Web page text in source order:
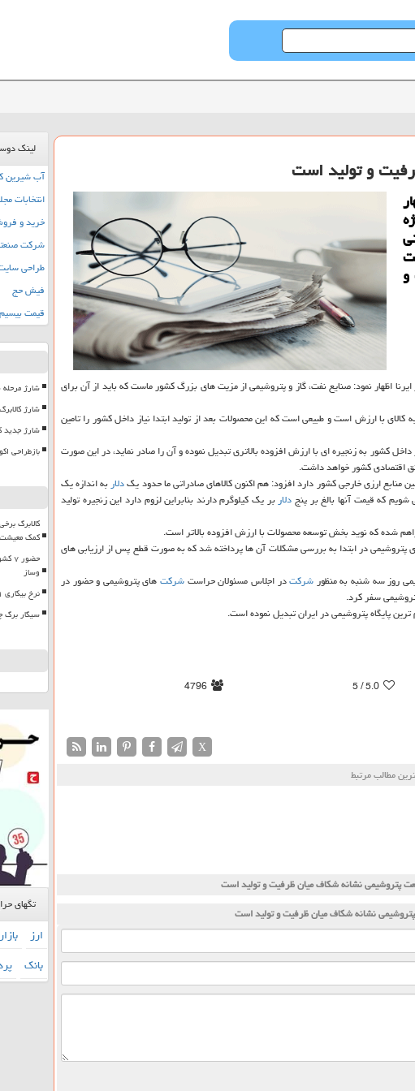
و تولید است
و
اظهار نمود: صنایع نفت، گاز و پتروشیمی از مزیت های بزرگ كشور ماست كه باید از آن برای
كالای با ارزش است و طبیعی است كه این محصولات بعد از تولید ابتدا نیاز داخل كشور را تامین
كشور به زنجیره ای با ارزش افزوده بالاتری تبدیل نموده و آن را صادر نماید، در این صورت
اقتصادی كشور خواهد داشت.
منابع ارزی خارجی كشور دارد افزود: هم اكنون كالاهای صادراتی ما حدود یكدلاربه اندازه یك
كه قیمت آنها بالغ بر پنجدلاربر یك كیلوگرم دارند بنابراین لزوم دارد این زنجیره تولید
شده كه نوید بخش توسعه محصولات با ارزش افزوده بالاتر است.
پتروشیمی در ابتدا به بررسی مشكلات آن ها پرداخته شد كه به صورت قطع پس از ارزیابی های
روز سه شنبه به منظورشركتدر اجلاس مسئولان حراستشركتهای پتروشیمی و حضور در
سفر كرد.
5.0
/ 5
4796
X
مطالب مرتبط
پتروشیمی نشانه شكاف میان ظرفیت و تولید است
نشانه شكاف میان ظرفیت و تولید است
لینک
آب شیرین
انتخابات
خرید و
شرکت
طراحی
فیش حج
قیمت بیسیم
شارژ مرحله
شارژ
شارژ جدید
بازطراحی
کالابرگ
کمک معیشت
وساز
نرخ بیکاری ۹،۱ درصد شد
سیگار برگ
تگهای
ارز بازار
بانك